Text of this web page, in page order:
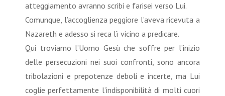
atteggiamento avranno scribi e farisei verso Lui.
Comunque, l’accoglienza peggiore l’aveva ricevuta a
Nazareth e adesso si reca lì vicino a predicare.
Qui troviamo l’Uomo Gesù che soffre per l’inizio
delle persecuzioni nei suoi confronti, sono ancora
tribolazioni e prepotenze deboli e incerte, ma Lui
coglie perfettamente l’indisponibilità di molti cuori